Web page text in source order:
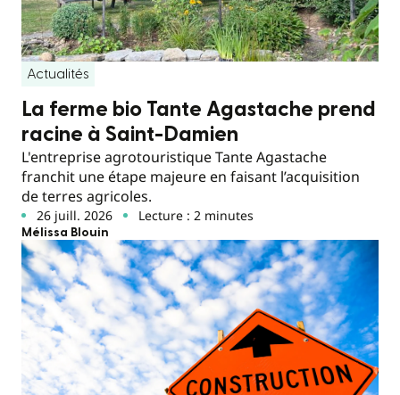
Actualités
La ferme bio Tante Agastache prend
racine à Saint-Damien
L'entreprise agrotouristique Tante Agastache
franchit une étape majeure en faisant l’acquisition
de terres agricoles.
26 juill. 2026 Lecture : 2 minutes
Mélissa Blouin